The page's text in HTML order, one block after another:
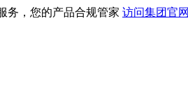
务，您的产品合规管家 访问集团官网